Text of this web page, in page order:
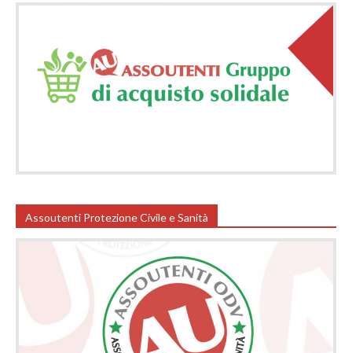
Assoutenti Protezione Civile e Sanità